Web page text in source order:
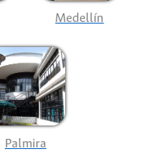
Medellín
Palmira